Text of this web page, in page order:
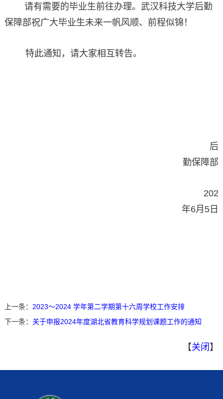
请有需要的毕业生前往办理。武汉科技大学后勤
保障部祝广大毕业生未来一帆风顺、前程似锦！
特此通知，请大家相互转告。
后
勤保障部
202
年6月 5 日
上一条： 2023～2024 学年第二学期第十六周学校工作安排
下一条： 关于申报2024年度湖北省教育科学规划课题工作的通知
【关闭 】